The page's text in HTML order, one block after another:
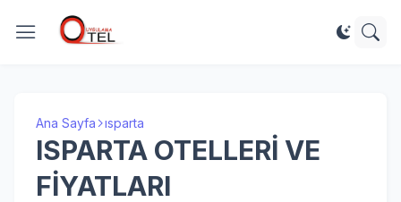
Ana Sayfa ısparta
ISPARTA OTELLERİ VE
FİYATLARI